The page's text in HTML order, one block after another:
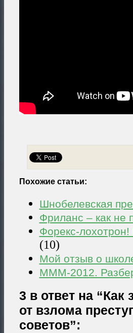
Похожие статьи:
Шнобелевская
Фриланс – как не
Форекс-
(10)
Мой отзыв о
МММ-2012.
3 в ответ на
от взлома
советов”: